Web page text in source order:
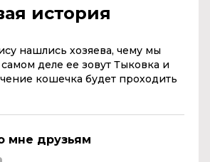
история
нашлись хозяева, чему мы
деле ее зовут Тыковка и
кошечка будет проходить
мне друзьям